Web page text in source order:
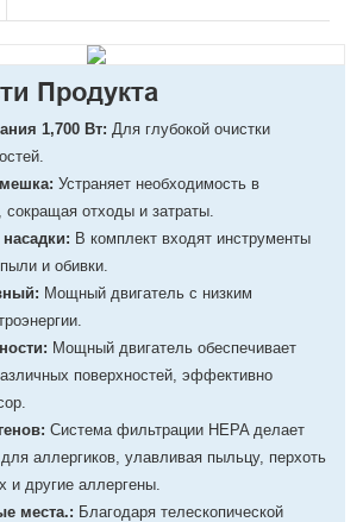
Продукта
1,700 Вт: Для глубокой очистки
Устраняет необходимость в
сокращая отходы и затраты.
В комплект входят инструменты
и обивки.
Мощный двигатель с низким
Мощный двигатель обеспечивает
поверхностей, эффективно
Система фильтрации HEPA делает
аллергиков, улавливая пыльцу, перхоть
другие аллергены.
места.: Благодаря телескопической